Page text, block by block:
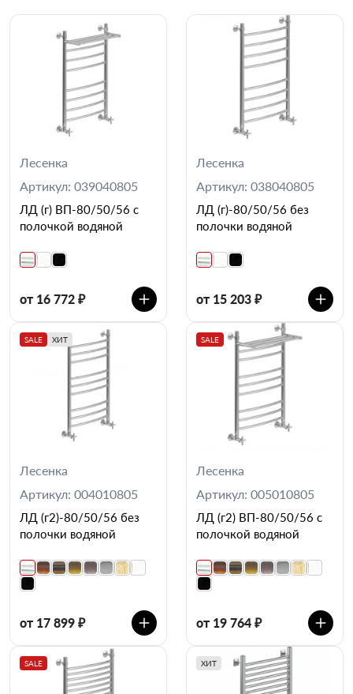
Лесенка
Артикул: 039040805
ЛД (г) ВП-80/50/56 с
полочкой водяной
от 16 772 ₽
Лесенка
Артикул: 038040805
ЛД (г)-80/50/56 без
полочки водяной
от 15 203 ₽
SALE ХИТ
Лесенка
Артикул: 004010805
ЛД (г2)-80/50/56 без
полочки водяной
от 17 899 ₽
SALE
Лесенка
Артикул: 005010805
ЛД (г2) ВП-80/50/56 с
полочкой водяной
от 19 764 ₽
SALE ХИТ